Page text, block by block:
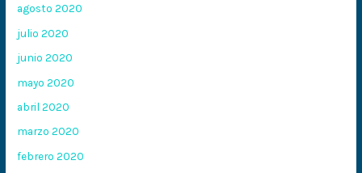
agosto 2020
julio 2020
junio 2020
mayo 2020
abril 2020
marzo 2020
febrero 2020